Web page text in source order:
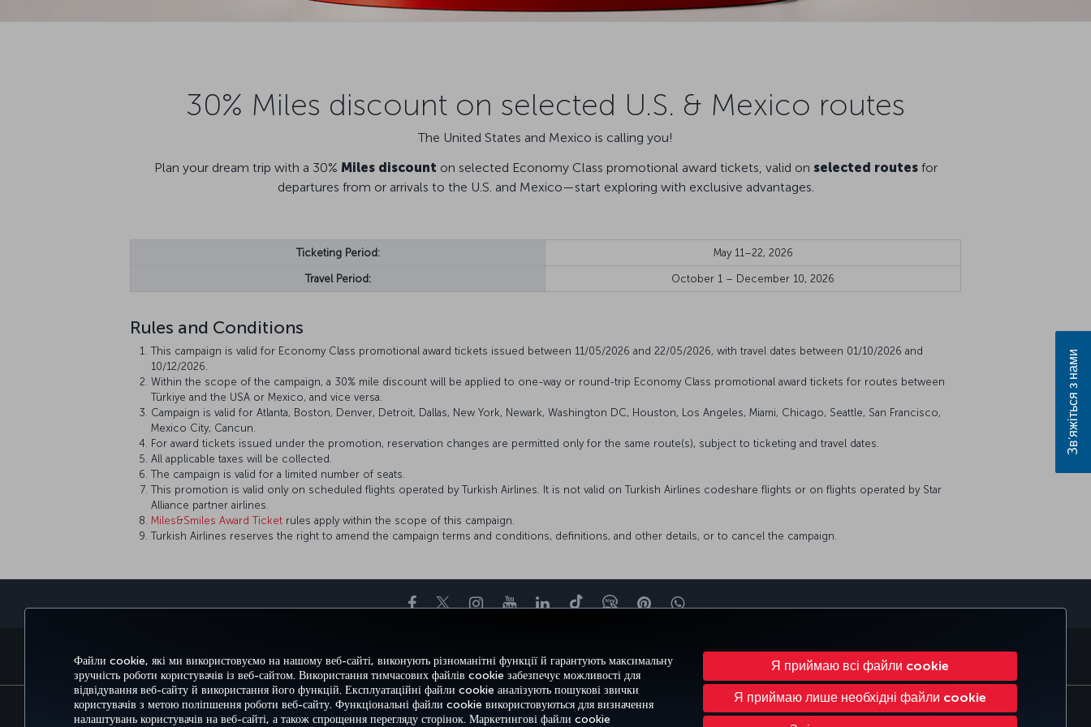
Файли cookie, які ми використовуємо на нашому веб-сайті, виконують різноманітні функції й гарантують максимальну
зручність роботи користувачів із веб-сайтом. Використання тимчасових файлів cookie забезпечує можливості для
відвідування веб-сайту й використання його функцій. Експлуатаційні файли cookie аналізують пошукові звички
користувачів з метою поліпшення роботи веб-сайту. Функціональні файли cookie використовуються для визначення
налаштувань користувачів на веб-сайті, а також спрощення перегляду сторінок. Маркетингові файли cookie
Я приймаю всі файли cookie
Я приймаю лише необхідні файли cookie
30% Miles discount on selected U.S. & Mexico routes
The United States and Mexico is calling you!
Plan your dream trip with a 30% Miles discount on selected Economy Class promotional award tickets, valid on selected routesfor
departures from or arrivals to the U.S. and Mexico—start exploring with exclusive advantages.
Ticketing Period: May 11–22, 2026
Travel Period: October 1 – December 10, 2026
Rules and Conditions
This campaign is valid for Economy Class promotional award tickets issued between 11/05/2026 and 22/05/2026, with travel dates between 01/10/2026 and
10/12/2026.
Within the scope of the campaign, a 30% mile discount will be applied to one-way or round-trip Economy Class promotional award tickets for routes between
Türkiye and the USA or Mexico, and vice versa.
Campaign is valid for Atlanta, Boston, Denver, Detroit, Dallas, New York, Newark, Washington DC, Houston, Los Angeles, Miami, Chicago, Seattle, San Francisco,
Mexico City, Cancun.
For award tickets issued under the promotion, reservation changes are permitted only for the same route(s), subject to ticketing and travel dates.
All applicable taxes will be collected.
The campaign is valid for a limited number of seats.
This promotion is valid only on scheduled flights operated by Turkish Airlines. It is not valid on Turkish Airlines codeshare flights or on flights operated by Star
Alliance partner airlines.
Miles&Smiles Award Ticket rules apply within the scope of this campaign.
Turkish Airlines reserves the right to amend the campaign terms and conditions, definitions, and other details, or to cancel the campaign.
Facebook
TwitterInstagram
YouTubeLinkedIn
TiktokБлогPinterestWhatsApp
БРОНЮВАННЯ ТА КЕРУВАННЯ БРОНЮВАННЯМ ПРОПОЗИЦІЇ ТА НАПРЯМКИ MILES&SMILES
Доступність Політика конфіденційності та використання файлів cookie Офіційне повідомлення Права пасажирів
Зв’яжіться з нами